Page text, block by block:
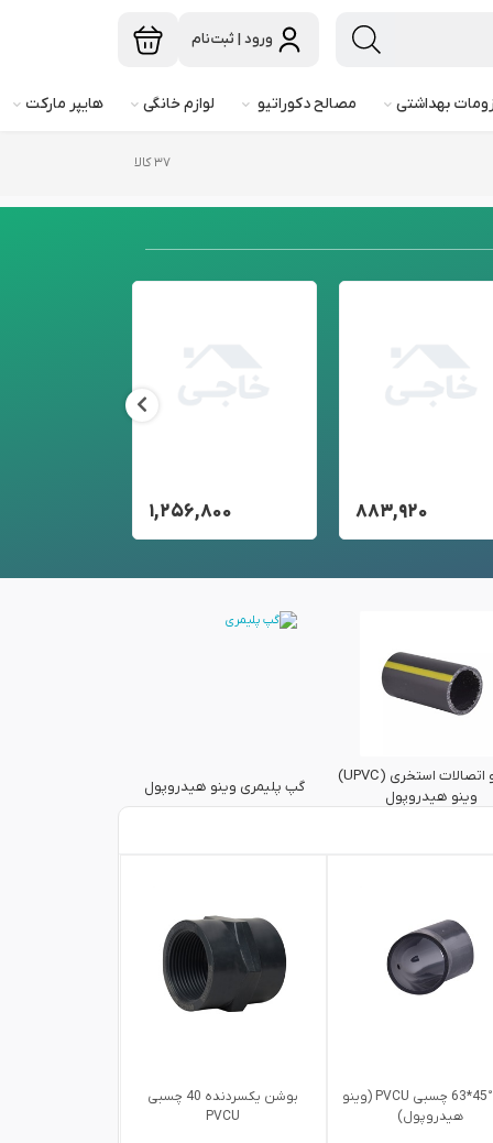
ورود | ثبت‌نام
بهداشتی مصالح دکوراتیو لوازم خانگی هایپر مارکت
۳۷ کالا
۸۸۳,۹۲۰ ۱,۲۵۶,۸۰۰
لوله و اتصالات استخری (UPVC)
وینو هیدروپول
گپ پلیمری وینو هیدروپول
زانو °45*63 چسبی PVCU (وینو
هیدروپول)
بوشن یکسردنده 40 چسبی
PVCU